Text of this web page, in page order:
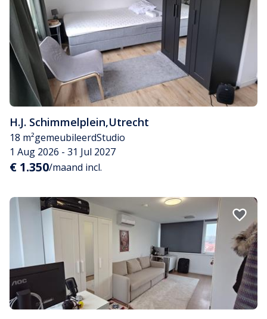
H.J. Schimmelplein,Utrecht
18 m²gemeubileerdStudio
1 Aug 2026 - 31 Jul 2027
€ 1.350/maand incl.